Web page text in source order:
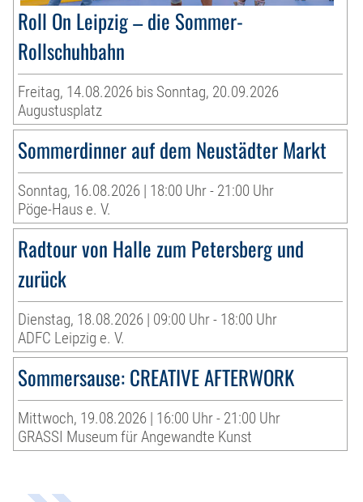
Roll On Leipzig – die Sommer-
Rollschuhbahn
Freitag, 14.08.2026 bis Sonntag, 20.09.2026
Augustusplatz
Sommerdinner auf dem Neustädter Markt
Sonntag, 16.08.2026 | 18:00 Uhr - 21:00 Uhr
Pöge-Haus e. V.
Radtour von Halle zum Petersberg und
zurück
Dienstag, 18.08.2026 | 09:00 Uhr - 18:00 Uhr
ADFC Leipzig e. V.
Sommersause: CREATIVE AFTERWORK
Mittwoch, 19.08.2026 | 16:00 Uhr - 21:00 Uhr
GRASSI Museum für Angewandte Kunst